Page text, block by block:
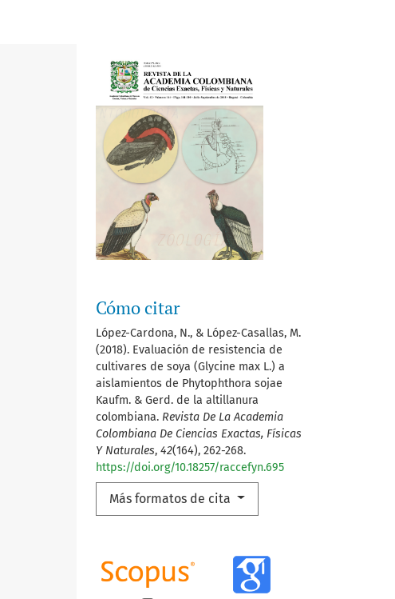
Cómo citar
López-Cardona, N., & López-Casallas, M.
(2018). Evaluación de resistencia de
cultivares de soya (Glycine max L.) a
aislamientos de Phytophthora sojae
Kaufm. & Gerd. de la altillanura
colombiana. Revista De La Academia
Colombiana De Ciencias Exactas, Físicas
Y Naturales, 42(164), 262-268.
https://doi.org/10.18257/raccefyn.695
Más formatos de cita